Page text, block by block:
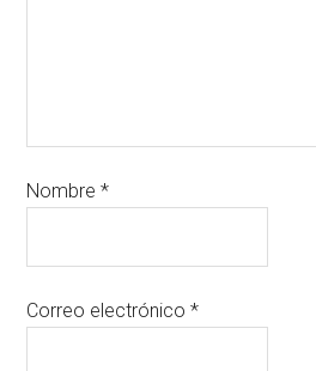
Nombre*
Correo electrónico*